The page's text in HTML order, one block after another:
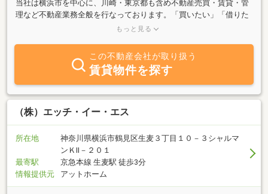
当社は横浜市を中心に、川崎・東京都も含め不動産売買・賃貸・管
理など不動産業務全般を行なっております。「買いたい」「借りた
い」はもちろん、不動産投資などお気軽にご相談下さい。またスタ
りの方も任意売却等お気軽にご相談下さい。
もっと見る
この不動産会社が取り扱う
賃貸物件を探す
（株）エッチ・イー・エス
所在地
神奈川県横浜市鶴見区生麦３丁目１０－３シャルマ
ンＫⅡ－２０１
最寄駅
京急本線 生麦駅 徒歩3分
情報提供元
アットホーム